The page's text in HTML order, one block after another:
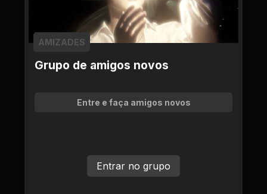
Grupo de amigos novos
AMIZADES
Entre e faça amigos novos
Entrar no grupo